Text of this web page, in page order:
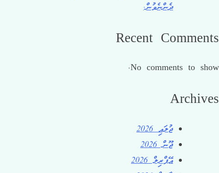
ދެންނެވުން.
Recent Comments
No comments to show.
Archives
ޖުލައި 2026
ޖޫން 2026
އޭޕްރިލް 2026